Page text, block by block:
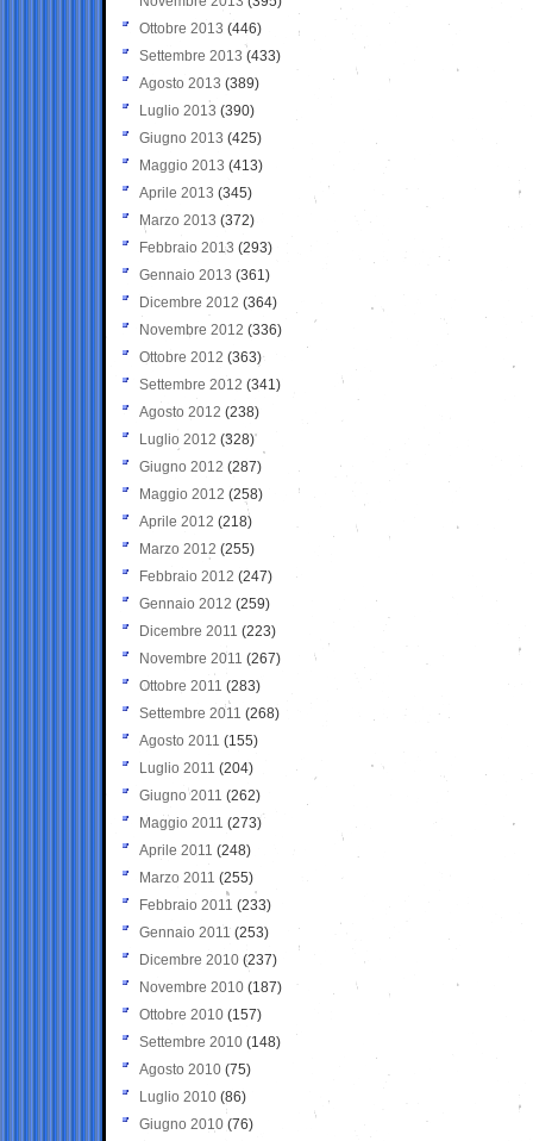
Ottobre 2013 (446)
Settembre 2013 (433)
Agosto 2013 (389)
Luglio 2013 (390)
Giugno 2013 (425)
Maggio 2013 (413)
Aprile 2013 (345)
Marzo 2013 (372)
Febbraio 2013 (293)
Gennaio 2013 (361)
Dicembre 2012 (364)
Novembre 2012 (336)
Ottobre 2012 (363)
Settembre 2012 (341)
Agosto 2012 (238)
Luglio 2012 (328)
Giugno 2012 (287)
Maggio 2012 (258)
Aprile 2012 (218)
Marzo 2012 (255)
Febbraio 2012 (247)
Gennaio 2012 (259)
Dicembre 2011 (223)
Novembre 2011 (267)
Ottobre 2011 (283)
Settembre 2011 (268)
Agosto 2011 (155)
Luglio 2011 (204)
Giugno 2011 (262)
Maggio 2011 (273)
Aprile 2011 (248)
Marzo 2011 (255)
Febbraio 2011 (233)
Gennaio 2011 (253)
Dicembre 2010 (237)
Novembre 2010 (187)
Ottobre 2010 (157)
Settembre 2010 (148)
Agosto 2010 (75)
Luglio 2010 (86)
Giugno 2010 (76)